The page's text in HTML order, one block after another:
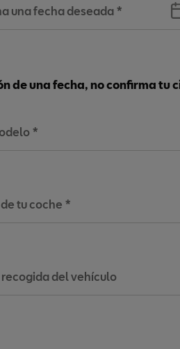
una fecha deseada *
de una fecha, no confirma tu
*
tu coche *
del vehículo